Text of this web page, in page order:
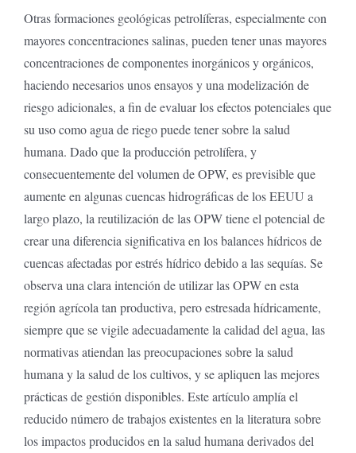
Otras formaciones geológicas petrolíferas, especialmente con
mayores concentraciones salinas, pueden tener unas mayores
concentraciones de componentes inorgánicos y orgánicos,
haciendo necesarios unos ensayos y una modelización de
riesgo adicionales, a fin de evaluar los efectos potenciales que
su uso como agua de riego puede tener sobre la salud
humana. Dado que la producción petrolífera, y
consecuentemente del volumen de OPW, es previsible que
aumente en algunas cuencas hidrográficas de los EEUU a
largo plazo, la reutilización de las OPW tiene el potencial de
crear una diferencia significativa en los balances hídricos de
cuencas afectadas por estrés hídrico debido a las sequías. Se
observa una clara intención de utilizar las OPW en esta
región agrícola tan productiva, pero estresada hídricamente,
siempre que se vigile adecuadamente la calidad del agua, las
normativas atiendan las preocupaciones sobre la salud
humana y la salud de los cultivos, y se apliquen las mejores
prácticas de gestión disponibles. Este artículo amplía el
reducido número de trabajos existentes en la literatura sobre
los impactos producidos en la salud humana derivados del